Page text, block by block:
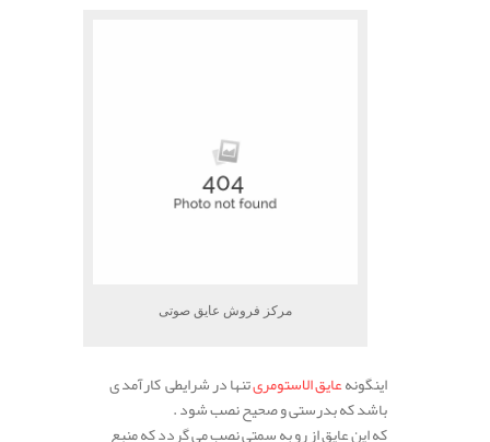
مرکز فروش عایق صوتی
اینگونهعایق الاستومریتنها در شرایطی کارآمد ی
باشد که بدرستی و صحیح نصب شود .
که این عایق از رو به سمتی نصب می گردد که منبع